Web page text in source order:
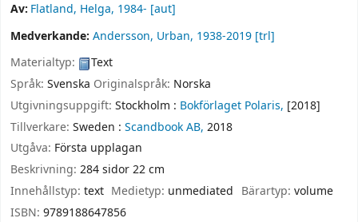
Av: Flatland, Helga, 1984- [aut]
Medverkande: Andersson, Urban, 1938-2019 [trl]
Materialtyp:
Text
Språk: Svenska Originalspråk: Norska
Utgivningsuppgift: Stockholm : Bokförlaget Polaris, [2018]
Tillverkare: Sweden : Scandbook AB, 2018
Utgåva: Första upplagan
Beskrivning: 284 sidor 22 cm
Innehållstyp: text Medietyp: unmediated Bärartyp: volume
ISBN: 9789188647856